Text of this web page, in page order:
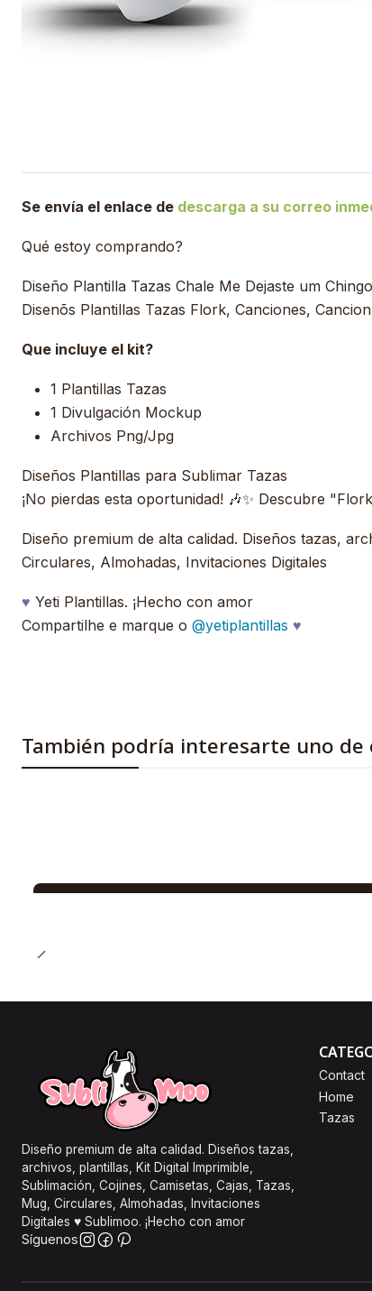
Se envía el enlace de descarga a su correo
Qué estoy comprando?
Diseño Plantilla Tazas Chale Me Dejaste um
Disenõs Plantillas Tazas Flork, Canciones,
Que incluye el kit?
1 Plantillas Tazas
1 Divulgación Mockup
Archivos Png/Jpg
Diseños Plantillas para Sublimar Tazas
¡No pierdas esta oportunidad! 🎶✨ Descubre
Diseño premium de alta calidad. Diseños tazas,
Circulares, Almohadas, Invitaciones Digitales
♥ Yeti Plantillas. ¡Hecho con amor
Compartilhe e marque o @yetiplantillas ♥
También podría interesarte uno de
Diseño premium de alta calidad. Diseños tazas,
archivos, plantillas, Kit Digital Imprimible,
Sublimación, Cojines, Camisetas, Cajas, Tazas,
Mug, Circulares, Almohadas, Invitaciones
Digitales ♥ Sublimoo. ¡Hecho con amor
Síguenos
Contact
Home
Tazas